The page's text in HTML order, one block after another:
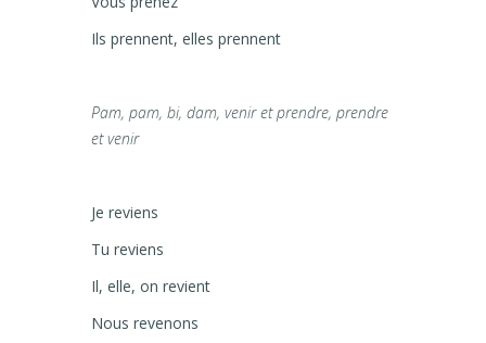
Ils prennent, elles prennent
Pam, pam, bi, dam, venir et prendre, prendre
et venir
Je reviens
Tu reviens
Il, elle, on revient
Nous revenons